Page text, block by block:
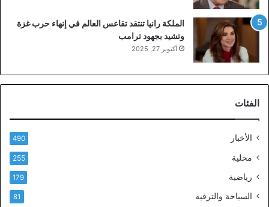
الملكة رانيا تنتقد تقاعس العالم في إنهاء حرب غزة
وتشيد بجهود ترامب
أكتوبر 27, 2025
الفئات
الأخبار 490
محلية 255
رياضية 179
السياحة والترفيه 81